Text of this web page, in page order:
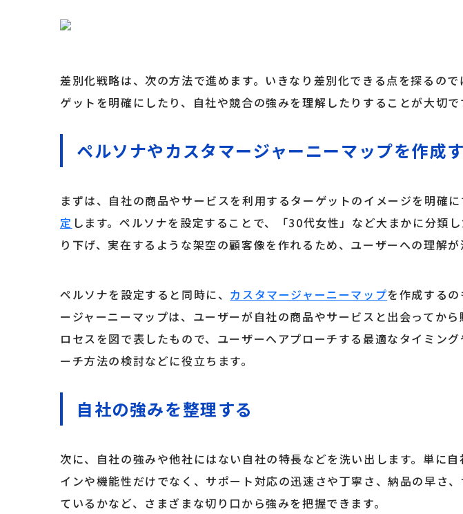
差別化戦略は、次の方法で進めます。いきなり差別化できる点を探るの
ゲットを明確にしたり、自社や競合の強みを理解したりすることが大切で
ペルソナやカスタマージャーニーマップを作成
まずは、自社の商品やサービスを利用するターゲットのイメージを明確
定 します。ペルソナを設定することで、「30代女性」など大まかに分類
り下げ、実在するような架空の顧客像を作れるため、ユーザーへの理解が
ペルソナを設定すると同時に、 カスタマージャーニーマップを作成する
ージャーニーマップは、ユーザーが自社の商品やサービスと出会ってか
ロセスを図で表したもので、ユーザーへアプローチする最適なタイミン
ーチ方法の検討などに役立ちます。
自社の強みを整理する
次に、自社の強みや他社にはない自社の特長などを洗い出します。単に
インや機能性だけでなく、サポート対応の迅速さや丁寧さ、納品の早さ
ているかなど、さまざまな切り口から強みを把握できます。